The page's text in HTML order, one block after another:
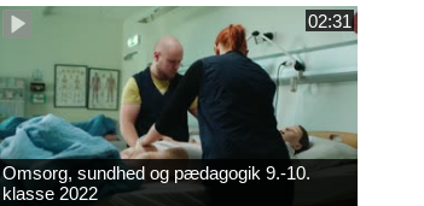
02:31
Omsorg, sundhed og pædagogik 9.-10.
klasse 2022